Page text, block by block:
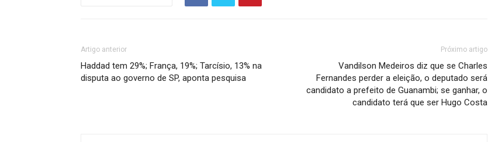
Artigo anterior
Haddad tem 29%; França, 19%; Tarcísio, 13% na
disputa ao governo de SP, aponta pesquisa
Próximo artigo
Vandilson Medeiros diz que se Charles
Fernandes perder a eleição, o deputado será
candidato a prefeito de Guanambi; se ganhar, o
candidato terá que ser Hugo Costa